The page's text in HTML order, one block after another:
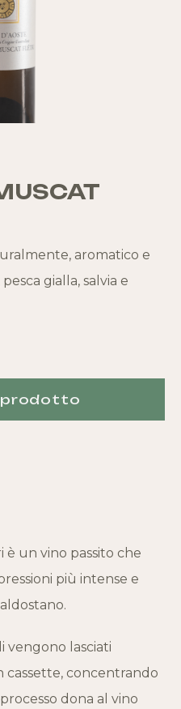
aromatico e
gialla, salvia e
è un vino passito che
più intense e
vengono lasciati
cassette, concentrando
dona al vino